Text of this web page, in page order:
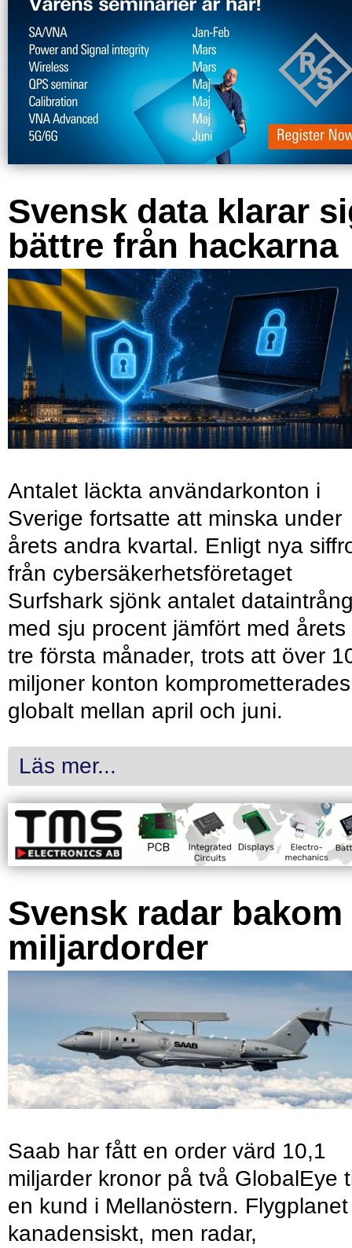
Svensk data klarar
bättre från hackarna
Antalet läckta användarkonton i
Sverige fortsatte att minska under
årets andra kvartal. Enligt nya
från cybersäkerhetsföretaget
Surfshark sjönk antalet
med sju procent jämfört med årets
tre första månader, trots att över
miljoner konton komprometterades
globalt mellan april och juni.
Läs mer...
Svensk radar bakom
miljardorder
Saab har fått en order värd 10,1
miljarder kronor på två GlobalEye
en kund i Mellanöstern.
kanadensiskt, men radar,